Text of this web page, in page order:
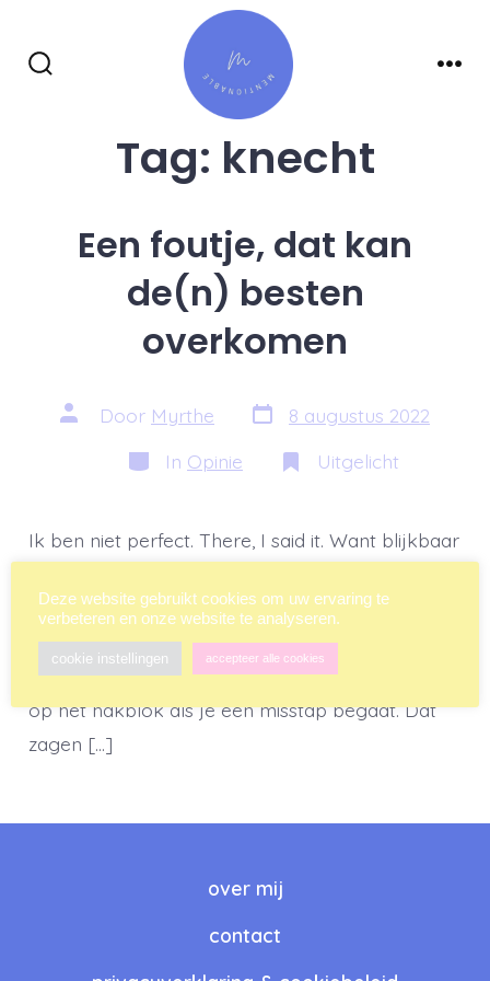
overslaan
Tag: knecht
Een foutje, dat kan
de(n) besten
overkomen
Auteur
van
Door Myrthe Berichtdatum
8 augustus 2022
Categorieën
In Opinie Uitgelicht
Ik ben niet perfect. There, I said it. Want blijkbaar
meer menselijk om fouten te maken – zelfs niet
als je die fouten toegeeft en je oprechte excuses
aanbiedt. Blijkbaar mag je meteen met je hoofd
op het hakblok als je een misstap begaat. Dat
zagen […]
over mij
contact
Deze website gebruikt cookies om uw ervaring te
verbeteren en onze website te analyseren.
cookie instellingen accepteer alle cookies